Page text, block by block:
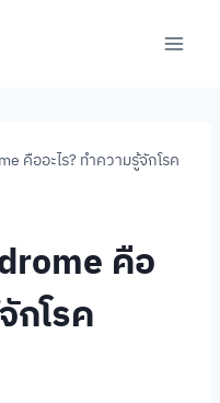
คืออะไร? ทำความรู้จักโรค
คือ
กโรค